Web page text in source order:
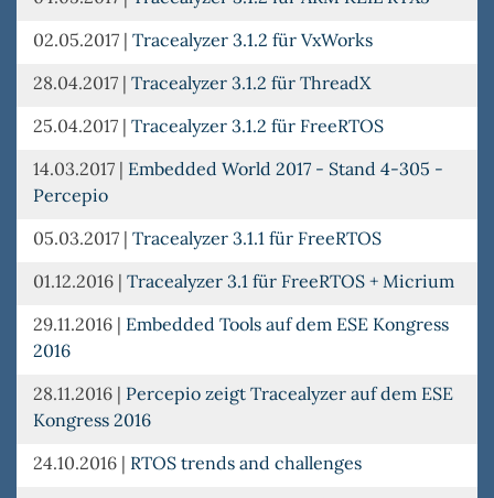
02.05.2017 | Tracealyzer 3.1.2 für VxWorks
28.04.2017 | Tracealyzer 3.1.2 für ThreadX
25.04.2017 | Tracealyzer 3.1.2 für FreeRTOS
14.03.2017 | Embedded World 2017 - Stand 4-305 -
Percepio
05.03.2017 | Tracealyzer 3.1.1 für FreeRTOS
01.12.2016 | Tracealyzer 3.1 für FreeRTOS + Micrium
29.11.2016 | Embedded Tools auf dem ESE Kongress
2016
28.11.2016 | Percepio zeigt Tracealyzer auf dem ESE
Kongress 2016
24.10.2016 | RTOS trends and challenges